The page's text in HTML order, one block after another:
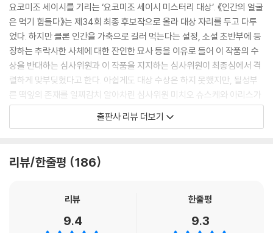
“안 돼. 가까이 가지 마…….”
아사기는 후지야마의 말을 무시한 채 케이스로 다가섰다. 사체를 직시하는
것에는 저항감이 들었지만, 보지 않고서는 상황을 파악할 수 없었다.
“앗.”
떨리는 무릎이 케이스의 모서리에 부딪혔고, 그 충격에 검은 덩어리가 케
이스에서 바닥으로 떨어졌다. 데굴데굴 굴러서 뒤였던 부분이 앞쪽으로 돌
았다. 석류 같은 피와 살이 이리저리 튀는 것이 보였다.
그것은 결코 도착해서는 안 되는, 플라나리아 센터에서 폐기되어야만 하는
클론 인간의 머리였다. --- p.104
“장관님, 당신은 먹히는 인간의 감정을 생각한 적이 있습니까?”
어 출하됩니다. 클론들이 성인과 비슷한 감정을 품는 일은 애초에 없습니
요코미조 세이시를 기리는 ‘요코미조 세이시 미스터리 대상’. 《인간의 얼굴
은 먹기 힘들다》는 제34회 최종 후보작으로 올라 대상 자리를 두고 다투
었다. 하지만 클론 인간을 가축으로 길러 먹는다는 설정, 소설 초반부에 등
장하는 추락사한 사체에 대한 잔인한 묘사 등을 이유로 들어 이 작품의 수
상을 반대하는 심사위원과 이 작품을 지지하는 심사위원이 최종심에서 격
렬하게 맞부딪혔다고 한다. 아쉽게도 대상 수상은 하지 못했지만, 될성부
른 떡잎의 존재를 일찌감치 알아차린 심사위원 미치오 슈스케와 아리스가
와 아리스가 편집자와 출판사에 집요하게 추천한 결과, 단행본으로 출간된
우여곡절이 있다. 이후 시라이 도모유키는 출간하는 소설마다 매년 미스터
설을 만났다. 소설을 완독했을 때의 상쾌함은 최고”라고 극찬했고, 아리스
뛰어넘었다”며 칭찬을 아끼지 않았다. 대체 어떤 내용이기에 유명 추리작
출판사 리뷰 더보기
리뷰/한줄평 186
리뷰
9.4
한줄평
9.3